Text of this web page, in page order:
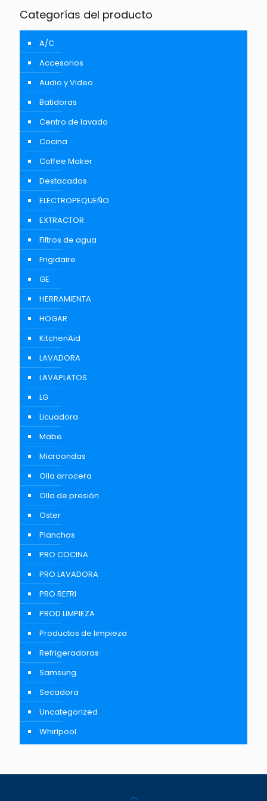
Categorías del producto
A/C
Accesorios
Audio y Video
Batidoras
Centro de lavado
Cocina
Coffee Maker
Destacados
ELECTROPEQUEÑO
EXTRACTOR
Filtros de agua
Frigidaire
GE
HERRAMIENTA
HOGAR
KitchenAid
LAVADORA
LAVAPLATOS
LG
Licuadora
Mabe
Microondas
Olla arrocera
Olla de presión
Oster
Planchas
PRO COCINA
PRO LAVADORA
PRO REFRI
PROD LIMPIEZA
Productos de limpieza
Refrigeradoras
Samsung
Secadora
Uncategorized
Whirlpool